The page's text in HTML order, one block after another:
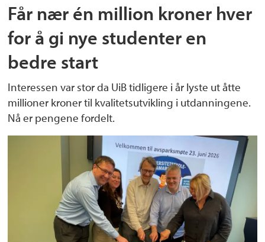
Får nær én million kroner hver
for å gi nye studenter en
bedre start
Interessen var stor da UiB tidligere i år lyste ut åtte
millioner kroner til kvalitetsutvikling i utdanningene.
Nå er pengene fordelt.